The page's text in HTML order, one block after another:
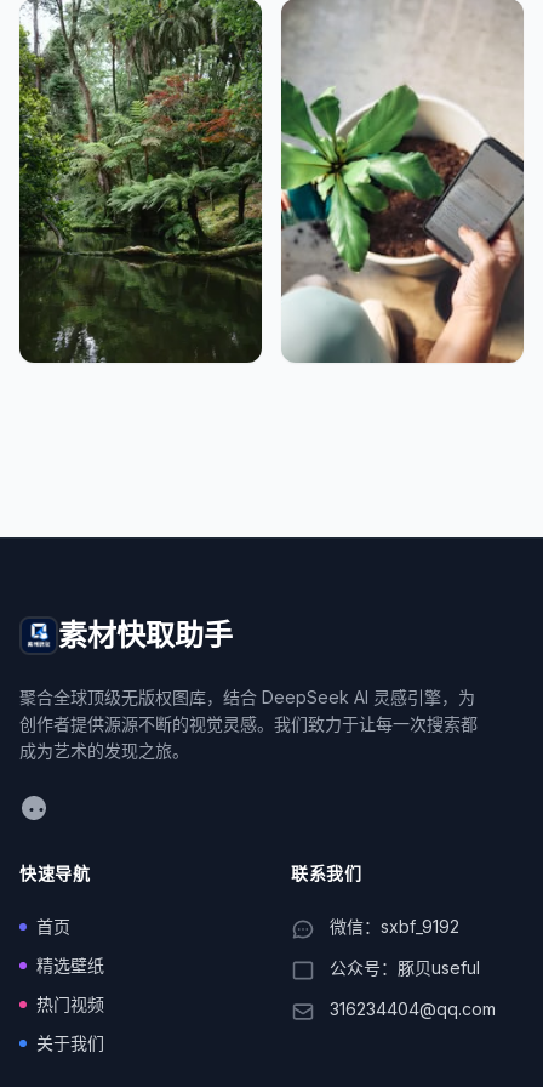
素材快取助手
聚合全球顶级无版权图库，结合 DeepSeek AI 灵感引擎，为
创作者提供源源不断的视觉灵感。我们致力于让每一次搜索都
成为艺术的发现之旅。
WeChat
快速导航
首页
精选壁纸
热门视频
关于我们
联系我们
微信：sxbf_9192
公众号：豚贝useful
316234404@qq.com